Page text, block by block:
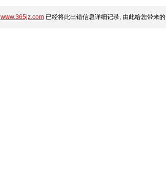
www.365jz.com已经将此出错信息详细记录, 由此给您带来